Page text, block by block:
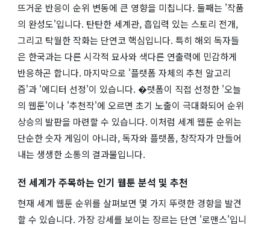
뜨거운 반응이 순위 변동에 큰 영향을 미칩니다. 둘째는 '작품
의 완성도'입니다. 탄탄한 세계관, 흡입력 있는 스토리 전개,
그리고 탁월한 작화는 단연코 핵심입니다. 특히 해외 독자들
은 한국과는 다른 시각적 묘사와 색다른 연출력에 민감하게
반응하곤 합니다. 마지막으로 '플랫폼 자체의 추천 알고리
즘'과 '에디터 선정'이 있습니다. �랫폼이 직접 선정한 '오늘
의 웹툰'이나 '추천작'에 오르면 초기 노출이 극대화되어 순위
상승의 발판을 마련할 수 있습니다. 이처럼 세계 웹툰 순위는
단순한 숫자 게임이 아니라, 독자와 플랫폼, 창작자가 만들어
내는 생생한 소통의 결과물입니다.
전 세계가 주목하는 인기 웹툰 분석 및 추천
현재 세계 웹툰 순위를 살펴보면 몇 가지 뚜렷한 경향을 발견
할 수 있습니다. 가장 강세를 보이는 장르는 단연 '로맨스'입니